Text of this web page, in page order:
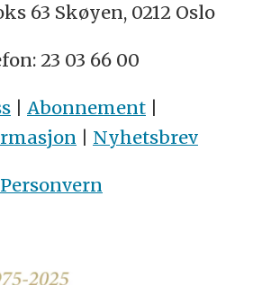
63 Skøyen, 0212 Oslo
23 03 66 00
| Abonnement |
| Nyhetsbrev
Personvern